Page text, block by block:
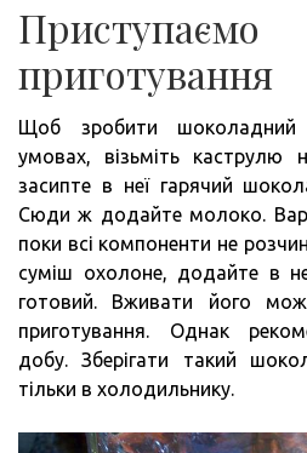
приготування
Щоб зробити
умовах, візьміть каструлю
засипте в неї гарячий
Сюди ж додайте молоко.
поки всі компоненти не
суміш охолоне, додайте в
готовий. Вживати його
приготування. Однак
добу. Зберігати такий
тільки в холодильнику.